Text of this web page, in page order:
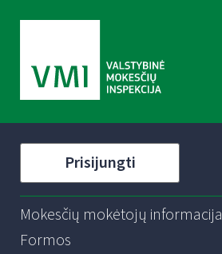
Prisijungti
Mokesčių mokėtojų informacija
Formos